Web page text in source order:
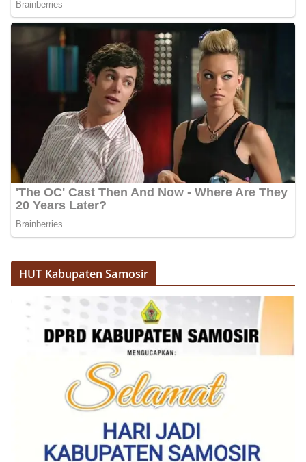
tersebut.‎Sambang Langsung ke Rumah
Warga‎Dalam kegiatan ini, Aiptu Muliyadi
Suraukur mendatangi warga secara langsung dari
rumah ke rumah untuk menjalin silaturahmi
sekaligus menyampaikan pesan-pesan
kamtibmas. Kehadiran petugas disambut baik
oleh warga, yang sebagian besar tengah bersiap
menyambut momentum HUT Kemerdekaan RI
dengan berbagai persiapan di lingkungan
masing-masing.‎Dalam dialog yang berlangsung
akrab, Bhabinkamtibmas menyapa warga,
menanyakan kondisi keamanan dan kenyamanan
lingkungan tempat tinggal, serta membuka ruang
komunikasi dua arah agar warga dapat
menyampaikan keluhan maupun informasi terkait
situasi kamtibmas di sekitar mereka.‎‎‎Salah satu
poin utama yang disampaikan dalam kegiatan
sambang ini adalah imbauan kepada warga untuk
bukan setengah tiang, sebagai bentuk
penghormatan dan rasa cinta tanah air
menjelang perayaan HUT Kemerdekaan RI.
Petugas mengingatkan bahwa pemasangan
bendera dengan benar merupakan salah satu
wujud nyata partisipasi masyarakat dalam
memperingati hari bersejarah bangsa
Indonesia.‎‎”Kami mengimbau kepada seluruh
warga agar mulai mempersiapkan dan memasang
bendera Merah Putih di depan rumah masing-
masing secara penuh. Ini adalah bentuk
penghormatan kita bersama terhadap
perjuangan para pahlawan yang telah merebut
kemerdekaan,” ujar Aiptu Muliyadi Suraukur saat
berdialog dengan warga.‎‎Ia juga menambahkan
HUT Kabupaten Samosir